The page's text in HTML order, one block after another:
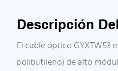
Descripción
El cable óptico
polibutileno) de alto